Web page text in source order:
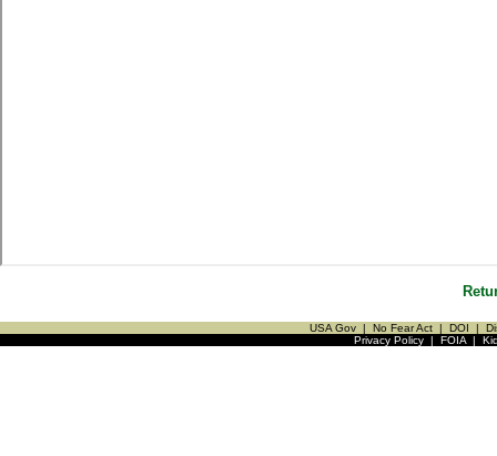
USA Gov | No Fear Act | DOI |
Privacy Policy| FOIA|